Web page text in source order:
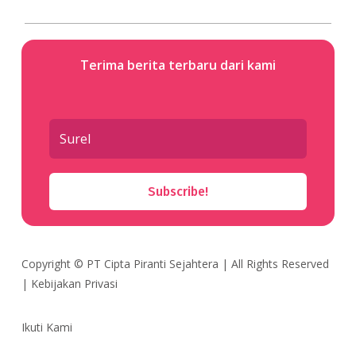
Terima berita terbaru dari kami
Subscribe!
Copyright © PT Cipta Piranti Sejahtera | All Rights Reserved
| Kebijakan Privasi
Ikuti Kami